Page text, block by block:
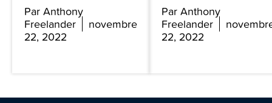
Par Anthony
Freelander
novembre
22, 2022
Par Anthony
Freelander
22, 2022